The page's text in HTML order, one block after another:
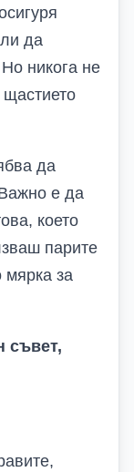
да
никога не
да
е да
което
парите
мярка за
съвет,